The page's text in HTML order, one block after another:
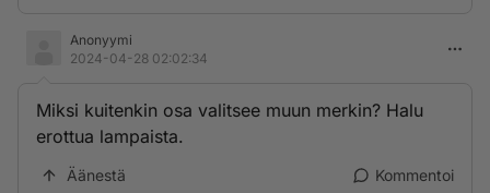
Anonyymi
2024-04-28 02:02:34
Miksi kuitenkin osa valitsee muun merkin? Halu
erottua lampaista.
Äänestä Kommentoi